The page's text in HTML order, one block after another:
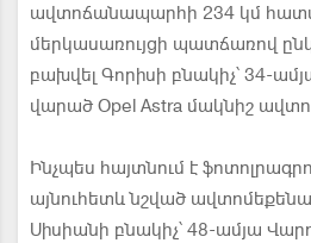
ավտոճանապարհի 234 կմ
մերկասառույցի պատճառով
բախվել Գորիսի բնակիչ՝ 34-
վարած Opel Astra մակնիշ
Ինչպես հայտնում է
այնուհետև նշված
Սիսիանի բնակիչ՝ 48-ամյա